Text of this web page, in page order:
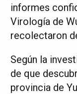
informes
Virología de
recolectaron
Según la
de que
provincia de